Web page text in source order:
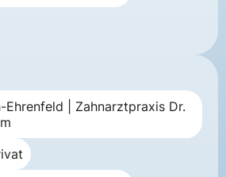
Ehrenfeld | Zahnarztpraxis Dr.